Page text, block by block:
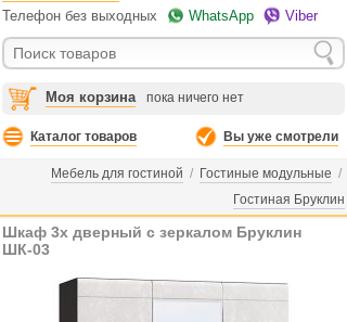
Телефон без выходных WhatsApp Viber
Моя корзина пока ничего нет
Каталог товаров Вы уже смотрели
Мебель для гостиной / Гостиные модульные /
Гостиная Бруклин
Шкаф 3х дверный с зеркалом Бруклин
ШК-03